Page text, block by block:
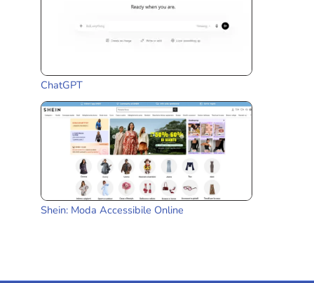
ChatGPT
Shein: Moda Accessibile Online